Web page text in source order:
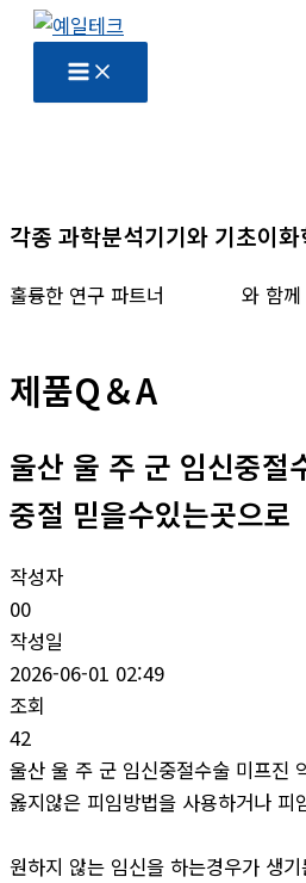
기
각종 과학분석기기와 기초이
훌륭한 연구 파트너 와 함
제품Q＆A
울산 울 주 군 임신중절
중절 믿을수있는곳으로
작성자
00
작성일
2026-06-01 02:49
조회
42
울산 울 주 군 임신중절수술 미프진
옳지않은 피임방법을 사용하거나 피
원하지 않는 임신을 하는경우가 생